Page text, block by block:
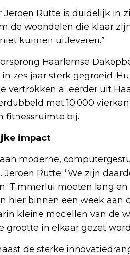
Jeroen Rutte is duidelijk in
de woondelen die klaar
kunnen uitleveren.”
Haarlemse
zes jaar sterk gegroeid.
vertrokken al eerder uit
met 10.000
fitnessruimte bij.
impact
moderne,
Jeroen Rutte: “We zijn
Timmerlui moeten lang
hier binnen een week aan
kleine modellen van de
grootte in elkaar gezet
de sterke